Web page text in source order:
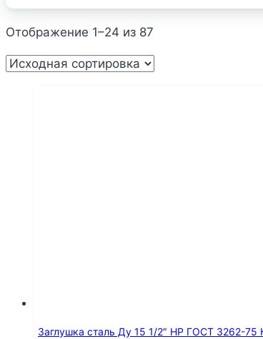
Отображение 1–24 из 87
Заглушка сталь Ду 15 1/2″ НР ГОСТ 3262-75